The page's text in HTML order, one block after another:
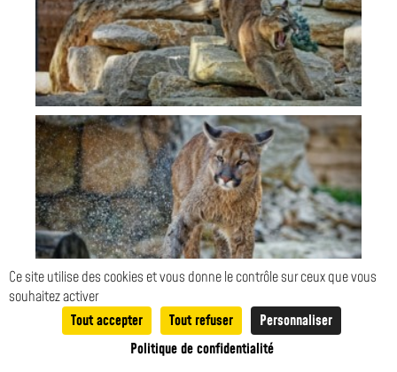
0
Ce site utilise des cookies et vous donne le contrôle sur ceux que vous
souhaitez activer
Tout accepter
Tout refuser
Personnaliser
Politique de confidentialité